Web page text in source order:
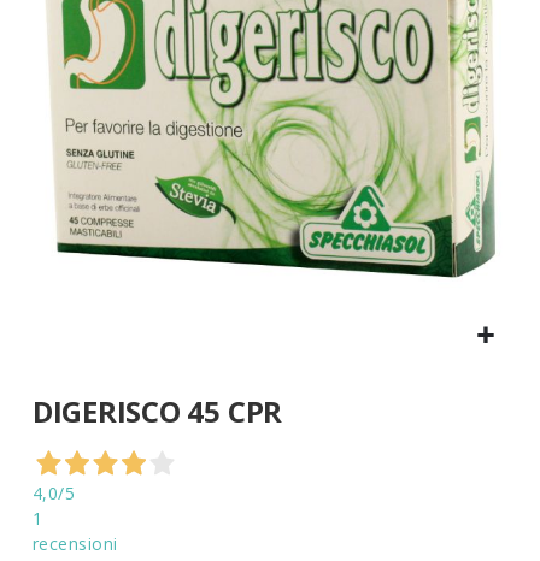
immagini
all'inizio
galleria
di
immagini
DIGERISCO 45 CPR
4,0/5
1
recensioni